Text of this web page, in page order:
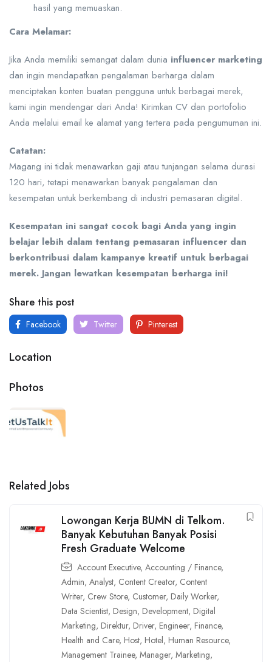
hasil yang memuaskan.
Cara Melamar:
Jika Anda memiliki semangat dalam dunia influencer marketing
dan ingin mendapatkan pengalaman berharga dalam
menciptakan konten buatan pengguna untuk berbagai merek,
kami ingin mendengar dari Anda! Kirimkan CV dan portofolio
Anda melalui email ke alamat yang tertera pada pengumuman ini.
Catatan:
Magang ini tidak menawarkan gaji atau tunjangan selama durasi
120 hari, tetapi menawarkan banyak pengalaman dan
kesempatan untuk berkembang di industri pemasaran digital.
Kesempatan ini sangat cocok bagi Anda yang ingin
belajar lebih dalam tentang pemasaran influencer dan
berkontribusi dalam kampanye kreatif untuk berbagai
merek. Jangan lewatkan kesempatan berharga ini!
Share this post
Facebook Twitter Pinterest
Location
Photos
Related Jobs
Lowongan Kerja BUMN di Telkom.
Banyak Kebutuhan Banyak Posisi
Fresh Graduate Welcome
Account Executive, Accounting / Finance,
Admin, Analyst, Content Creator, Content
Writer, Crew Store, Customer, Daily Worker,
Data Scientist, Design, Development, Digital
Marketing, Direktur, Driver, Engineer, Finance,
Health and Care, Host, Hotel, Human Resource,
Management Trainee, Manager, Marketing,